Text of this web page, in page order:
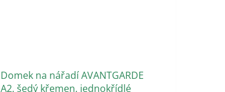
Domek na nářadí AVANTGARDE
A2, šedý křemen, jednokřídlé